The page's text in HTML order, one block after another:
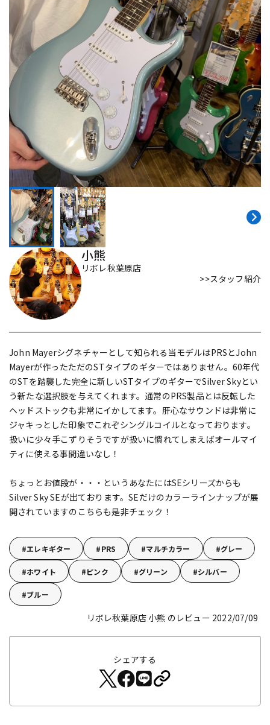
キーボード 電子ピアノ
管楽器 その他楽器
アンプ エフェクター
DJ機器 DTM
DTM オンライン納品
配信/ライブ機器
中古 ヴィンテージ
小熊
リボレ秋葉原店
>>スタッフ紹介
John Mayerシグネチャーとして知られる当モデルはPRSとJohn
Mayerが作ったただのSTタイプのギターではありません。60年代
のSTを踏襲した完全に新しいSTタイプのギターでSilver Skyとい
う新たな選択肢を与えてくれます。通常のPRS製品とは反転した
ヘッドストックも非常にイかしてます。肝心なサウンドは非常に
ジャキっとした印象でこれぞシングルコイルとなっております。
扱いに少々手こずりそうですが扱いに慣れてしまえばオールマイ
ティに使える事間違いなし！
ちょっとお値段が・・・というあなたにはSEシリーズからも
Silver Sky SEが出ております。SEだけのカラーラインナップが展
開されていますのこちらも是非チェック！
エレキギター PRS マルチカラー グレー
ホワイト ピンク グリーン シルバー
ブルー
リボレ秋葉原店 小熊 のレビュー 2022/07/09
シェアする